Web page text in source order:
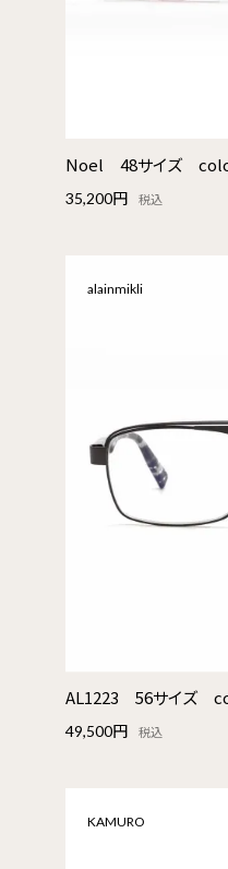
Noel 48サイズ
35,200円 税込
alainmikli
AL1223 56サイズ
49,500円 税込
KAMURO